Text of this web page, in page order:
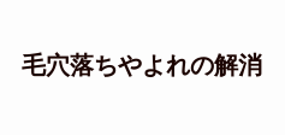
毛穴落ちやよれの解消